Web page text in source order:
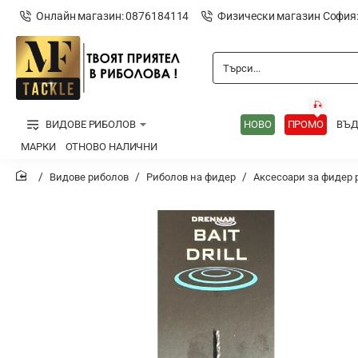
Онлайн магазин: 0876184114 Физически магазин
Търси...
ВИДОВЕ РИБОЛОВ НОВО ПРОМО
🎣
МАРКИ
ОТНОВО НАЛИЧНИ
Видове риболов Риболов на фидер Аксесоари за фидер